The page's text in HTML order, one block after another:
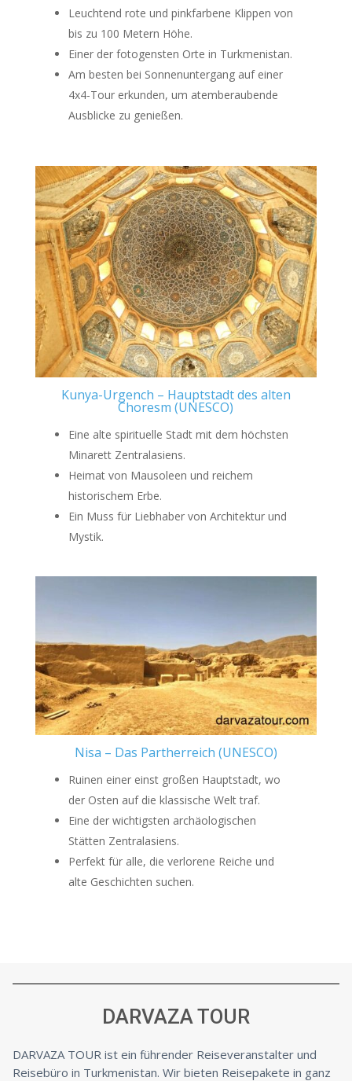
Leuchtend rote und pinkfarbene Klippen von
bis zu 100 Metern Höhe.
Einer der fotogensten Orte in Turkmenistan.
Am besten bei Sonnenuntergang auf einer
4x4-Tour erkunden, um atemberaubende
Ausblicke zu genießen.
Kunya-Urgench – Hauptstadt des alten
Choresm (UNESCO)
Eine alte spirituelle Stadt mit dem höchsten
Minarett Zentralasiens.
Heimat von Mausoleen und reichem
historischem Erbe.
Ein Muss für Liebhaber von Architektur und
Mystik.
Nisa – Das Partherreich (UNESCO)
Ruinen einer einst großen Hauptstadt, wo
der Osten auf die klassische Welt traf.
Eine der wichtigsten archäologischen
Stätten Zentralasiens.
Perfekt für alle, die verlorene Reiche und
alte Geschichten suchen.
DARVAZA TOUR
DARVAZA TOUR ist ein führender Reiseveranstalter und
Reisebüro in Turkmenistan. Wir bieten Reisepakete in ganz